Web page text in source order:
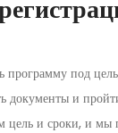
под
документы и
цель и сроки, и мы